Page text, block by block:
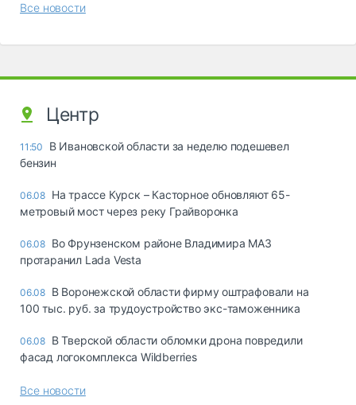
Все новости
Центр
11:50
В Ивановской области за неделю подешевел
бензин
06.08 На трассе Курск – Касторное обновляют 65-
метровый мост через реку Грайворонка
06.08 Во Фрунзенском районе Владимира МАЗ
протаранил Lada Vesta
06.08 В Воронежской области фирму оштрафовали на
100 тыс. руб. за трудоустройство экс-таможенника
06.08 В Тверской области обломки дрона повредили
фасад логокомплекса Wildberries
Все новости